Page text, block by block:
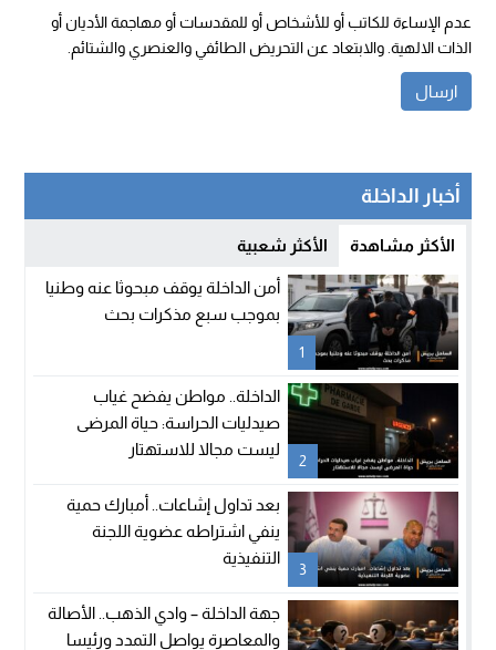
عدم الإساءة للكاتب أو للأشخاص أو للمقدسات أو مهاجمة الأديان أو
الذات الالهية. والابتعاد عن التحريض الطائفي والعنصري والشتائم.
أخبار الداخلة
الأكثر مشاهدة الأكثر شعبية
1
أمن الداخلة يوقف مبحوثا عنه وطنيا
بموجب سبع مذكرات بحث
2
الداخلة.. مواطن يفضح غياب
صيدليات الحراسة: حياة المرضى
ليست مجالا للاستهتار
3
بعد تداول إشاعات.. أمبارك حمية
ينفي اشتراطه عضوية اللجنة
التنفيذية
جهة الداخلة – وادي الذهب.. الأصالة
والمعاصرة يواصل التمدد ورئيسا